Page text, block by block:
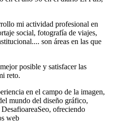
mi actividad profesional en
social, fotografía de viajes,
son áreas en las que
posible y satisfacer las
reto.
en el campo de la imagen,
mundo del diseño gráfico,
ofreciendo
web